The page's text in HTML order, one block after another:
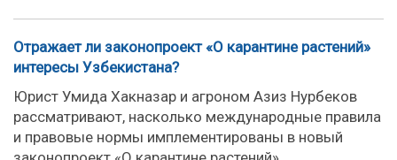
Отражает ли законопроект «О карантине растений»
интересы Узбекистана?
Юрист Умида Хакназар и агроном Азиз Нурбеков
рассматривают, насколько международные правила
и правовые нормы имплементированы в новый